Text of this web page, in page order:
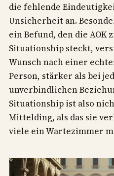
die fehlende
Unsicherheit an.
ein Befund, den die
Situationship steckt,
Wunsch nach einer
Person, stärker als bei
unverbindlichen
Situationship ist also
Mittelding, als das sie
viele ein Wartezimmer